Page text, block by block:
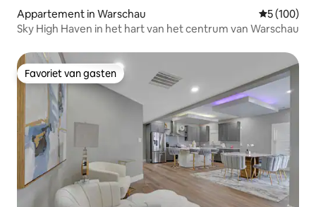
Appartement in Warschau
5 (100)
Sky High Haven in het hart van het centrum van Warschau
Favoriet van gasten
Favoriet van gasten